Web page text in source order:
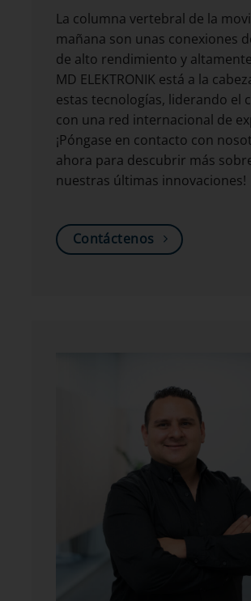
La columna vertebral de la
mañana son unas conexiones
de alto rendimiento y
MD ELEKTRONIK está a la
estas tecnologías, liderando el
con una red internacional de
¡Póngase en contacto con
ahora para descubrir más
nuestras últimas innovaciones!
Contáctenos